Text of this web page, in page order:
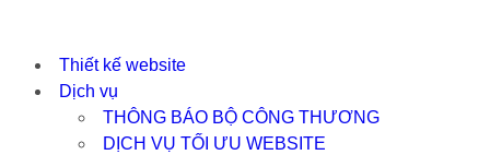
Thiết kế website
Dịch vụ
THÔNG BÁO BỘ CÔNG THƯƠNG
DỊCH VỤ TỐI ƯU WEBSITE